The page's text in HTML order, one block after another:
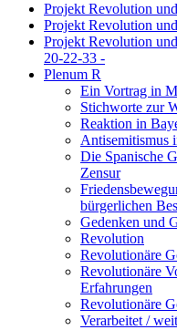
Projekt Revolution
Projekt Revolution
Projekt Revolution
20-22-33 -
Plenum R
Ein Vortrag in
Stichworte zur
Reaktion in
Antisemitismus
Die Spanische
Zensur
bürgerlichen
Gedenken und
Revolution
Revolutionäre
Revolutionäre
Erfahrungen
Revolutionäre
Verarbeitet /